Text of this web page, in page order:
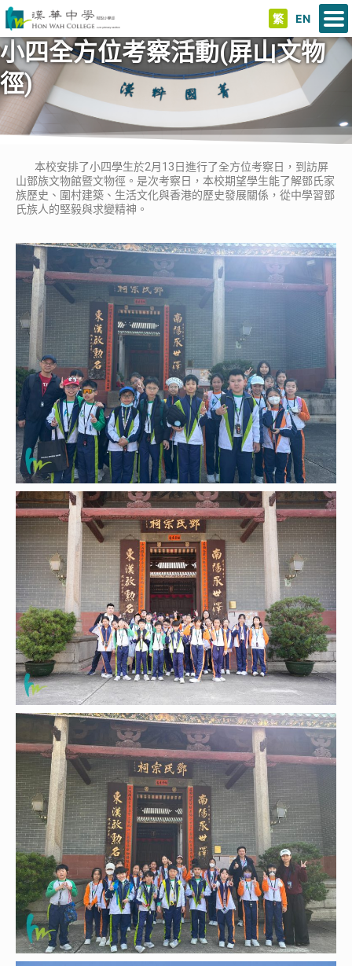
繁 EN
小四全方位考察活動(屏山文物
徑)
本校安排了小四學生於2月13日進行了全方位考察日，到訪屏
山鄧族文物館暨文物徑。是次考察日，本校期望學生能了解鄧氏家
族歷史、圍村建築、生活文化與香港的歷史發展關係，從中學習鄧
氏族人的堅毅與求變精神。